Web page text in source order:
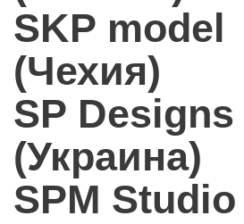
SKP model
(Чехия)
SP Designs
(Украина)
SPM Studio